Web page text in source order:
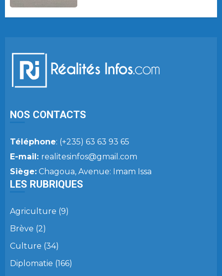
NOS CONTACTS
Téléphone: (+235) 63 63 93 65
E-mail: realitesinfos@gmail.com
Siège: Chagoua, Avenue: Imam Issa
LES RUBRIQUES
Agriculture (9)
Brève (2)
Culture (34)
Diplomatie (166)